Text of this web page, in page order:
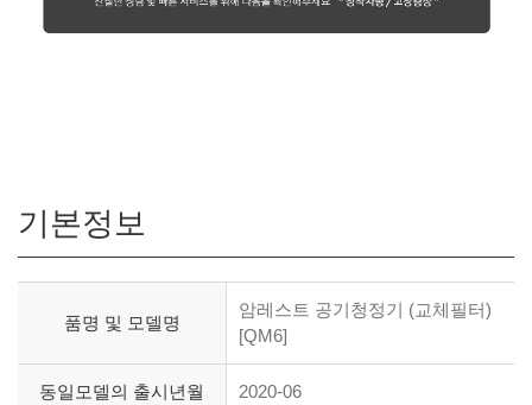
기본정보
품명 및 모델명
암레스트 공기청정기 (교체필터)
[QM6]
동일모델의 출시년월 2020-06